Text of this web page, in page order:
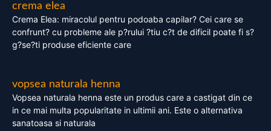
crema elea
Crema Elea: miracolul pentru podoaba capilar? Cei care se
confrunt? cu probleme ale p?rului ?tiu c?t de dificil poate fi s?
g?se?ti produse eficiente care
vopsea naturala henna
Vopsea naturala henna este un produs care a castigat din ce
in ce mai multa popularitate in ultimii ani. Este o alternativa
sanatoasa si naturala